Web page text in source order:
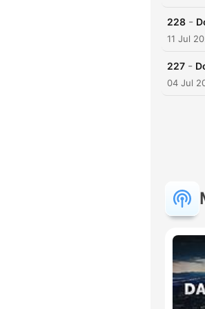
228 -
11 Jul
227 -
04 Jul